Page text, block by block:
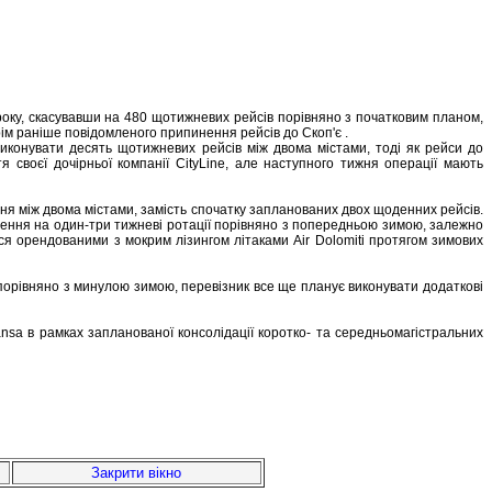
скасувавши на 480 щотижневих рейсів порівняно з початковим планом,
раніше повідомленого припинення рейсів до Скоп'є .
десять щотижневих рейсів між двома містами, тоді як рейси до
дочірньої компанії CityLine, але наступного тижня операції мають
між двома містами, замість спочатку запланованих двох щоденних рейсів.
на один-три тижневі ротації порівняно з попередньою зимою, залежно
орендованими з мокрим лізингом літаками Air Dolomiti протягом зимових
з минулою зимою, перевізник все ще планує виконувати додаткові
рамках запланованої консолідації коротко- та середньомагістральних
Закрити вікно